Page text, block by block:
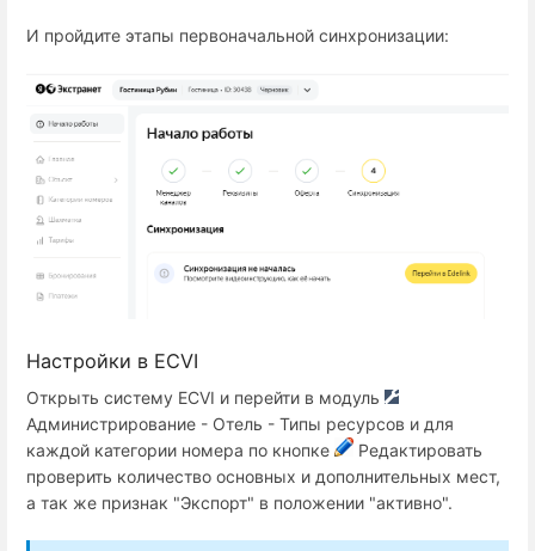
И пройдите этапы первоначальной синхронизации:
Настройки в ECVI
Открыть систему ECVI и перейти в модуль
Администрирование - Отель - Типы ресурсов и для
каждой категории номера по кнопке
Редактировать
проверить количество основных и дополнительных мест,
а так же признак "Экспорт" в положении "активно".